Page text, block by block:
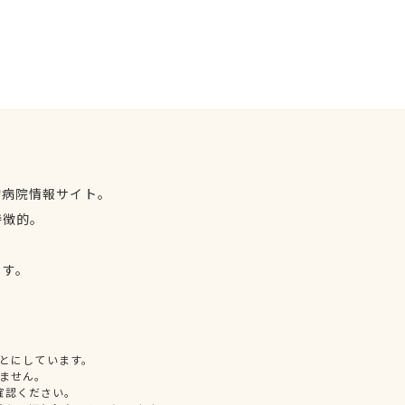
院情報サイト。
的。
。
しています。
せん。
ください。